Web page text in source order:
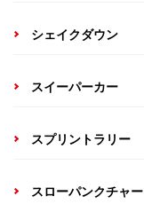
シェイクダウン
スイーパーカー
スプリントラリー
スローパンクチャー